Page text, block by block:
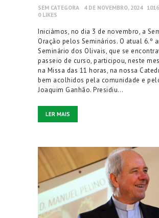
SEM CATEGORA 4 DE NOVEMBRO, 2024 1016
0 LIKES
Iniciámos, no dia 3 de novembro, a
Oração pelos Seminários. O atual 6.º
Seminário dos Olivais, que se
passeio de curso, participou, neste
na Missa das 11 horas, na nossa
bem acolhidos pela comunidade e
Joaquim Ganhão. Presidiu…
LER MAIS